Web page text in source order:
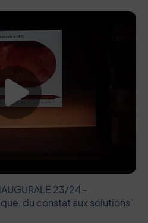
23/24 -
du constat aux solutions"